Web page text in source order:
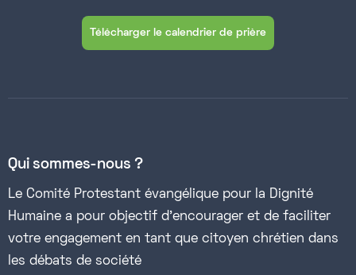
Télécharger le calendrier de prière
Qui sommes-nous ?
Le Comité Protestant évangélique pour la Dignité
Humaine a pour objectif d’encourager et de faciliter
votre engagement en tant que citoyen chrétien dans
les débats de société